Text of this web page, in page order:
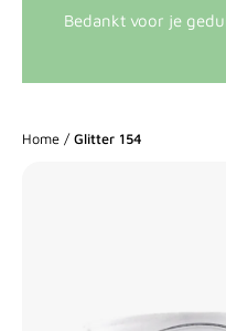
Bedankt voor je
Home / Glitter 154